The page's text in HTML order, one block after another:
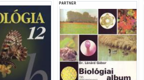
PARTNER